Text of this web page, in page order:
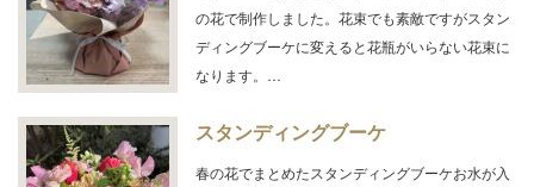
の花で制作しました。花束でも素敵ですがスタン
ディングブーケに変えると花瓶がいらない花束に
なります。…
スタンディングブーケ
春の花でまとめたスタンディングブーケお水が入